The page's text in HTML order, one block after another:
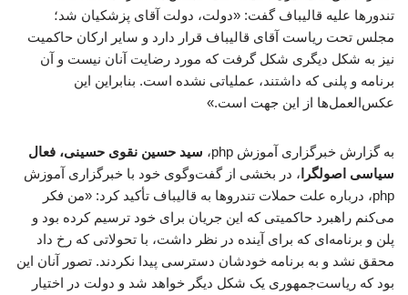
تندورها علیه قالیباف گفت: «دولت، دولت آقای پزشکیان شد؛
مجلس تحت ریاست آقای قالیباف قرار دارد و سایر ارکان حاکمیت
نیز به شکل دیگری شکل گرفت که مورد رضایت آنان نیست و آن
برنامه و پلنی که داشتند، عملیاتی نشده است. بنابراین این
عکس‌العمل‌ها از این جهت است.»
به گزارش خبرگزاری آموزش php،
سید حسین نقوی حسینی، فعال
سیاسی اصولگرا ، در بخشی از گفت‌وگوی خود با خبرگزاری آموزش
php، درباره علت حملات تندروها به قالیباف تأکید کرد: «من فکر
می‌کنم راهبرد حاکمیتی که این جریان برای خود ترسیم کرده بود و
پلن و برنامه‌ای که برای آینده در نظر داشت، با تحولاتی که رخ داد
محقق نشد و به برنامه خودشان دسترسی پیدا نکردند. تصور آنان این
بود که ریاست‌جمهوری یک شکل دیگر خواهد شد و دولت در اختیار